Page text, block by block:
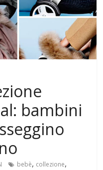
bambini
bebè, collezione,